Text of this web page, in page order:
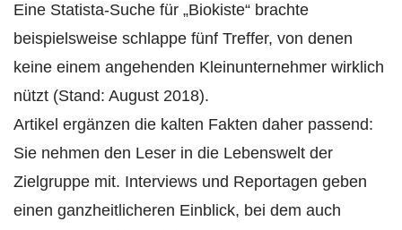
Eine Statista-Suche für „Biokiste“ brachte
beispielsweise schlappe fünf Treffer, von denen
keine einem angehenden Kleinunternehmer wirklich
nützt (Stand: August 2018).
Artikel ergänzen die kalten Fakten daher passend:
Sie nehmen den Leser in die Lebenswelt der
Zielgruppe mit. Interviews und Reportagen geben
einen ganzheitlicheren Einblick, bei dem auch